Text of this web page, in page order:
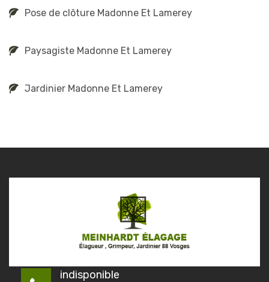
Pose de clôture Madonne Et Lamerey
Paysagiste Madonne Et Lamerey
Jardinier Madonne Et Lamerey
indisponible